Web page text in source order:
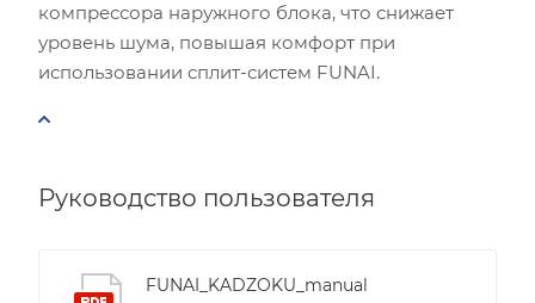
компрессора наружного блока, что снижает
уровень шума, повышая комфорт при
использовании сплит-систем FUNAI.
Руководство пользователя
FUNAI_KADZOKU_manual